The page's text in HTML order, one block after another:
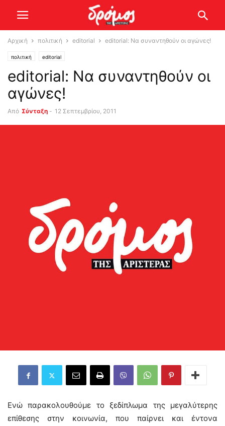
Αρχική πολιτική editorial editorial: Να συναντηθούν οι αγώνες!
πολιτική editorial
editorial: Να συναντηθούν οι
αγώνες!
Από Σύνταξη - 12 Σεπτεμβρίου, 2011
Ενώ παρακολουθούμε το ξεδίπλωμα της μεγαλύτερης
επίθεσης στην κοινωνία, που παίρνει και έντονα